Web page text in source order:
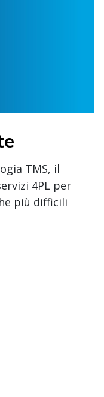
TMS, il
4PL per
più difficili